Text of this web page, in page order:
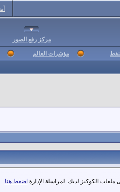
مركز رفع الصور
مؤشرات العالم
الكوكيز لديك. لمراسلة الإدارة اضغط هنا